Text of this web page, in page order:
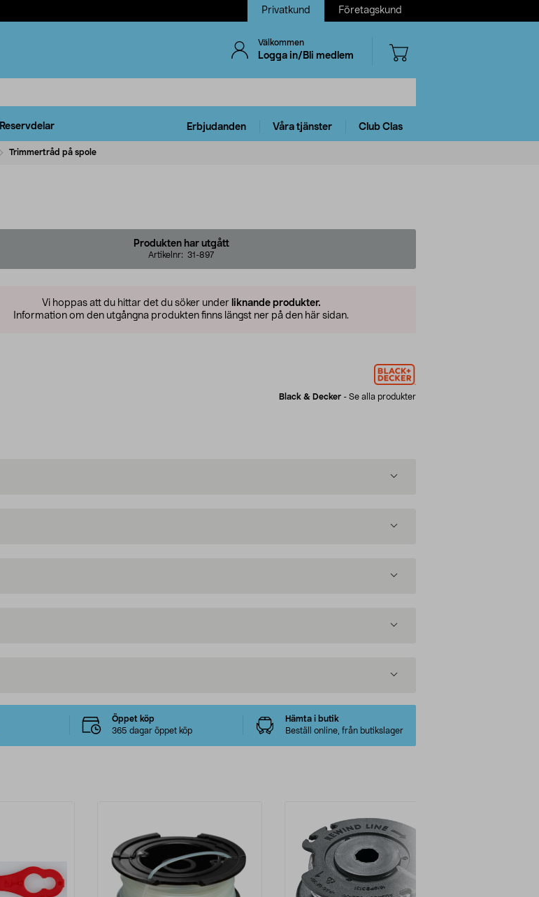
Privatkund Företagskund
Välkommen
Logga in/Bli medlem
Reservdelar Erbjudanden Våra tjänster Club Clas
Trimmertråd på spole
Produkten har utgått
Artikelnr: 31-897
Vi hoppas att du hittar det du söker under liknande produkter.
Information om den utgångna produkten finns längst ner på den här sidan.
Black & Decker - Se alla produkter
Öppet köp
365 dagar öppet köp
Hämta i butik
Beställ online, från butikslager